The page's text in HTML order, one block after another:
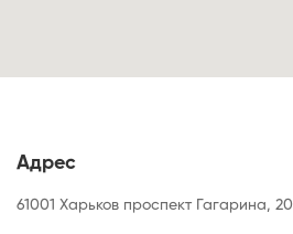
Адрес
61001 Харьков проспект Гагарина, 20